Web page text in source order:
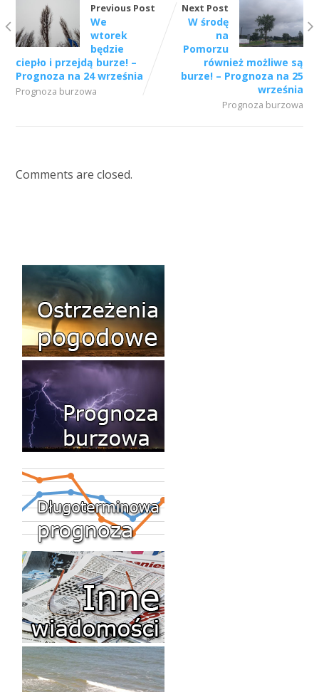
Previous Post
We
wtorek
będzie
ciepło i przejdą burze! –
Prognoza na 24 września
Prognoza burzowa
Next Post
W środę
na
Pomorzu
również możliwe są
burze! – Prognoza na 25
września
Prognoza burzowa
Comments are closed.